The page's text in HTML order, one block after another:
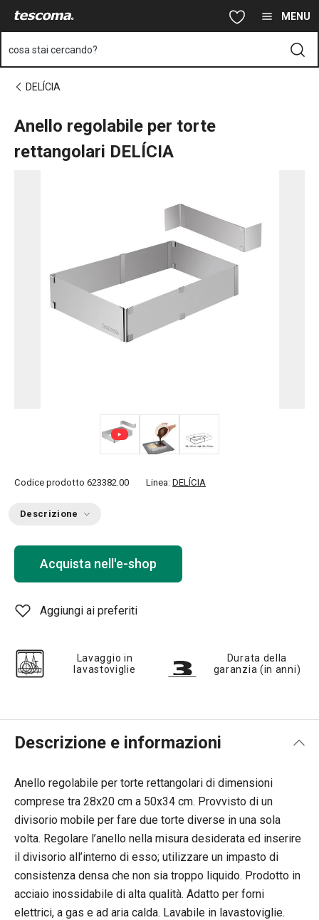
Vai al contenuto principale MENU
cosa stai cercando?
DELÍCIA
Anello regolabile per torte
rettangolari DELÍCIA
Codice prodotto 623382.00 Linea: DELÍCIA
Descrizione
Acquista nell'e-shop
Aggiungi ai preferiti
Lavaggio in
lavastoviglie
Durata della
garanzia (in anni)
Descrizione e informazioni
Anello regolabile per torte rettangolari di dimensioni
comprese tra 28x20 cm a 50x34 cm. Provvisto di un
divisorio mobile per fare due torte diverse in una sola
volta. Regolare l’anello nella misura desiderata ed inserire
il divisorio all’interno di esso; utilizzare un impasto di
consistenza densa che non sia troppo liquido. Prodotto in
acciaio inossidabile di alta qualità. Adatto per forni
elettrici, a gas e ad aria calda. Lavabile in lavastoviglie.